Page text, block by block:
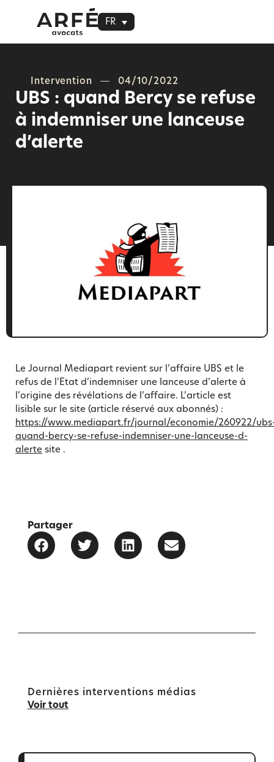
FR
Intervention 04/10/2022
UBS : quand Bercy se refuse
à indemniser une lanceuse
d’alerte
Le Journal Mediapart revient sur l’affaire UBS et le
refus de l’Etat d’indemniser une lanceuse d’alerte à
l’origine des révélations de l’affaire. L’article est
lisible sur le site (article réservé aux abonnés) :
https://www.mediapart.fr/journal/economie/260922/
quand-bercy-se-refuse-indemniser-une-lanceuse-d-
alerte site .
Partager
Dernières interventions médias
Voir tout